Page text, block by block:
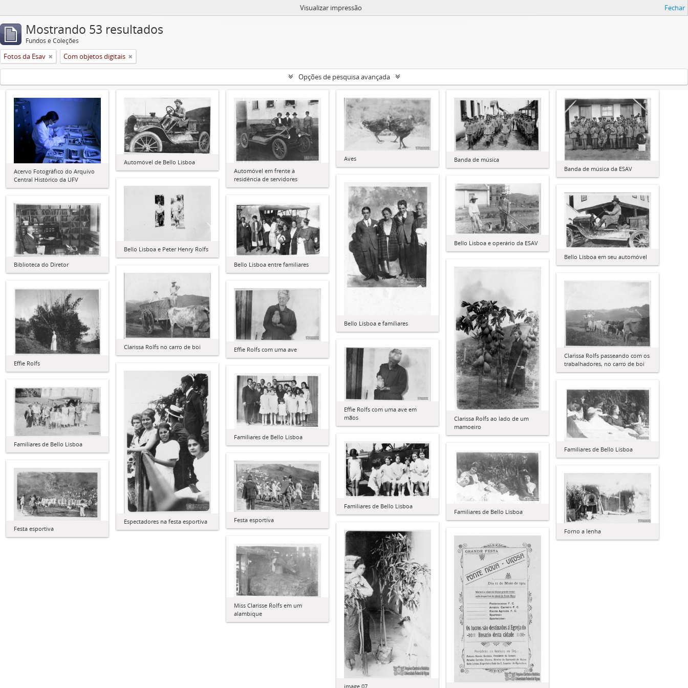
Visualizar impressão Fechar
Mostrando 53 resultados
Fundos e Coleções
Fotos da Esav Com objetos digitais
Opções de pesquisa avançada
Acervo Fotográfico do Arquivo
Central Histórico da UFV
Automóvel de Bello Lisboa
Automóvel em frente à
residência de servidores
Aves
Banda de música
Banda de música da ESAV
Bello Lisboa e familiares
Bello Lisboa e operário da ESAV
Bello Lisboa e Peter Henry Rolfs
Bello Lisboa em seu automóvel
Bello Lisboa entre familiares
Biblioteca do Diretor
Clarissa Rolfs ao lado de um
mamoeiro
Clarissa Rolfs no carro de boi
Clarissa Rolfs passeando com os
trabalhadores, no carro de boi
Effie Rolfs
Effie Rolfs com uma ave
Effie Rolfs com uma ave em
mãos
Espectadores na festa esportiva
Familiares de Bello Lisboa
Familiares de Bello Lisboa
Familiares de Bello Lisboa
Familiares de Bello Lisboa
Familiares de Bello Lisboa
Festa esportiva
Festa esportiva
Forno a lenha
image 07
Miss Clarisse Rolfs em um
alambique